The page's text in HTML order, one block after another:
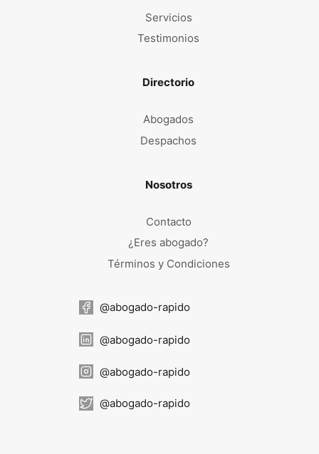
Servicios
Testimonios
Directorio
Abogados
Despachos
Nosotros
Contacto
¿Eres abogado?
Términos y Condiciones
@abogado-rapido
@abogado-rapido
@abogado-rapido
@abogado-rapido